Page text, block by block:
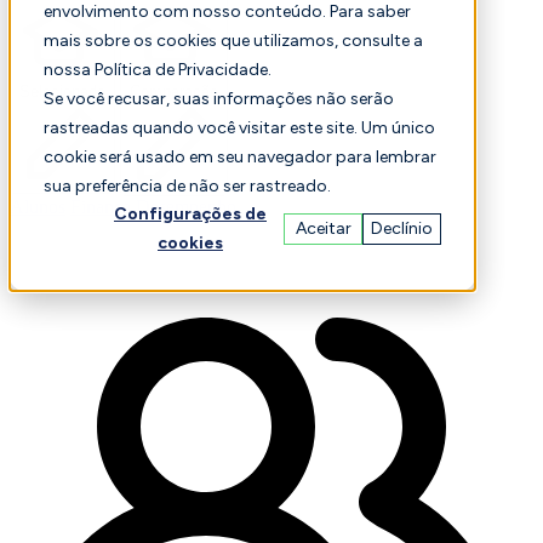
envolvimento com nosso conteúdo. Para saber
mais sobre os cookies que utilizamos, consulte a
nossa Política de Privacidade.
Se você recusar, suas informações não serão
rastreadas quando você visitar este site. Um único
cookie será usado em seu navegador para lembrar
sua preferência de não ser rastreado.
Configurações de
cookies
Aceitar Declínio
Selecionado Comparação
Finança Desempenho